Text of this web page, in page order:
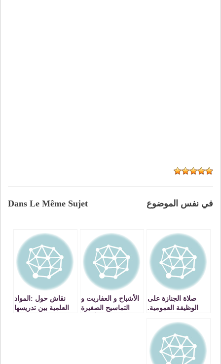
Dans Le Même Sujet في نفس الموضوع
صلاة الجنازة على
الوظيفة العمومية.
الأشباح و العفاريت و
التماسيح الصغيرة
نقاش حول :المواد
العلمية بين تدريسها